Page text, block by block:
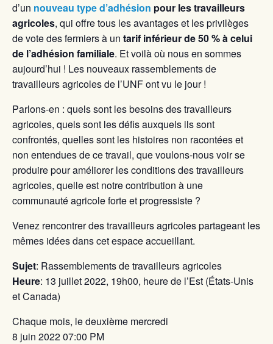
d’un nouveau type d’adhésion pour les travailleurs
agricoles, qui offre tous les avantages et les privilèges
de vote des fermiers à un tarif inférieur de 50 % à celui
de l’adhésion familiale. Et voilà où nous en sommes
aujourd’hui ! Les nouveaux rassemblements de
travailleurs agricoles de l’UNF ont vu le jour !
Parlons-en : quels sont les besoins des travailleurs
agricoles, quels sont les défis auxquels ils sont
confrontés, quelles sont les histoires non racontées et
non entendues de ce travail, que voulons-nous voir se
produire pour améliorer les conditions des travailleurs
agricoles, quelle est notre contribution à une
communauté agricole forte et progressiste ?
Venez rencontrer des travailleurs agricoles partageant les
mêmes idées dans cet espace accueillant.
Sujet: Rassemblements de travailleurs agricoles
Heure: 13 juillet 2022, 19h00, heure de l’Est (États-Unis
et Canada)
Chaque mois, le deuxième mercredi
8 juin 2022 07:00 PM